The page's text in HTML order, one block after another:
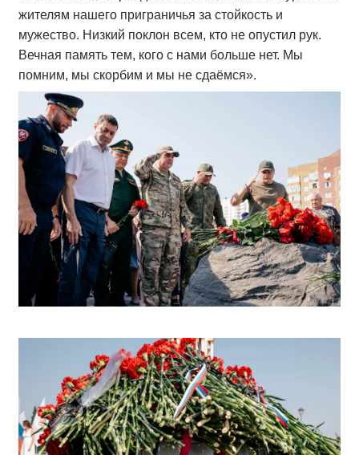
жителям нашего приграничья за стойкость и
мужество. Низкий поклон всем, кто не опустил рук.
Вечная память тем, кого с нами больше нет. Мы
помним, мы скорбим и мы не сдаёмся».